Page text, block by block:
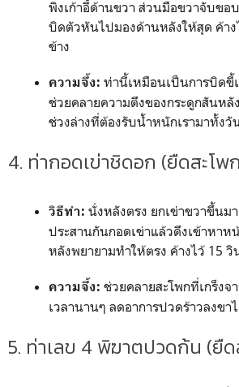
พิงเก้าอี้ด้านขวา ส่วนมือขวาจับขอ
บิดตัวหันไปมองด้านหลังให้สุด ค้า
ข้าง
ความจึ้ง: ท่านี้เหมือนเป็นการบิดขี้
ช่วยคลายความตึงของกระดูกสันหลั
ช่วงล่างที่ต้องรับน้ำหนักเรามาทั้งวั
4. ท่ากอดเข่าชิดอก (ยืดสะโพ
วิธีทำ: นั่งหลังตรง ยกเข่าขวาขึ้นม
ประสานกันกอดเข่าแล้วดึงเข้าหาห
หลังพยายามทำให้ตรง ค้างไว้ 15
ความจึ้ง: ช่วยคลายสะโพกที่เกร็ง
เวลานานๆ ลดอาการปวดร้าวลงขา
5. ท่าเลข 4 พิฆาตปวดก้น (ยื